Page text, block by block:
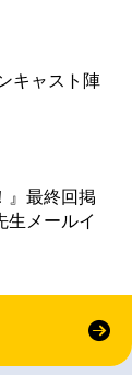
キャスト陣
』最終回掲
生メールイ